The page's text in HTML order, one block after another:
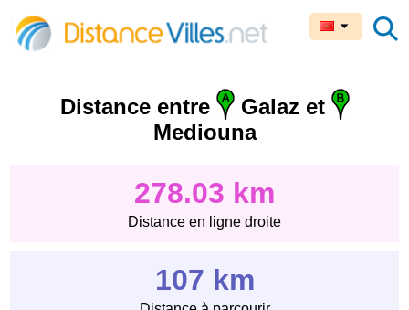
Distance entre
Galaz et
Mediouna
278.03 km
Distance en ligne droite
107 km